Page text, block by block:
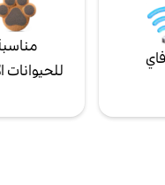
للحيوانات